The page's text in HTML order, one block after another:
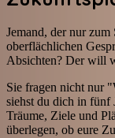
Jemand, der nur zum
oberflächlichen
Absichten? Der will
Sie fragen nicht nur
siehst du dich in fünf
Träume, Ziele und
überlegen, ob eure